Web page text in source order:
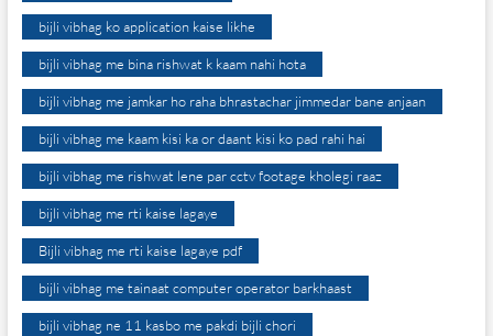
bijli vibhag ko application kaise likhe
bijli vibhag me bina rishwat k kaam nahi hota
bijli vibhag me jamkar ho raha bhrastachar jimmedar bane anjaan
bijli vibhag me kaam kisi ka or daant kisi ko pad rahi hai
bijli vibhag me rishwat lene par cctv footage kholegi raaz
bijli vibhag me rti kaise lagaye
Bijli vibhag me rti kaise lagaye pdf
bijli vibhag me tainaat computer operator barkhaast
bijli vibhag ne 11 kasbo me pakdi bijli chori